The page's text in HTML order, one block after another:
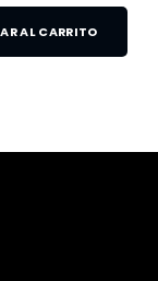
AL CARRITO